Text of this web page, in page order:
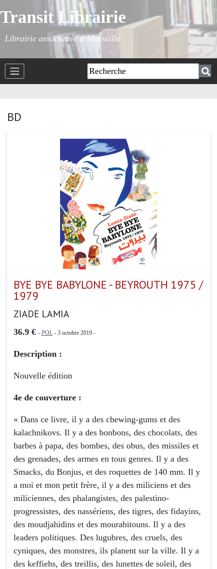
Transit Librairie
Librairie associative à Marseille
BD
BYE BYE BABYLONE - BEYROUTH 1975 /
1979
ZIADE LAMIA
36.9 € - POL- 3 octobre 2019 -
Description :
Nouvelle édition
4e de couverture :
« Dans ce livre, il y a des chewing-gums et des
kalachnikovs. Il y a des bonbons, des chocolats, des
barbes à papa, des bombes, des obus, des missiles et
des grenades, des armes en tous genres. Il y a des
Smacks, du Bonjus, et des roquettes de 140 mm. Il y
a moi et mon petit frère, il y a des miliciens et des
miliciennes, des phalangistes, des palestino-
progressistes, des nassériens, des tigres, des fidayins,
des moudjahidins et des mourabitouns. Il y a des
leaders politiques. Des lugubres, des cruels, des
cyniques, des monstres, ils planent sur la ville. Il y a
des keffiehs, des treillis, des lunettes de soleil, des